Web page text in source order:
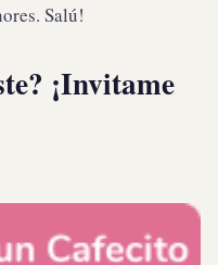
Salú!
¡Invitame